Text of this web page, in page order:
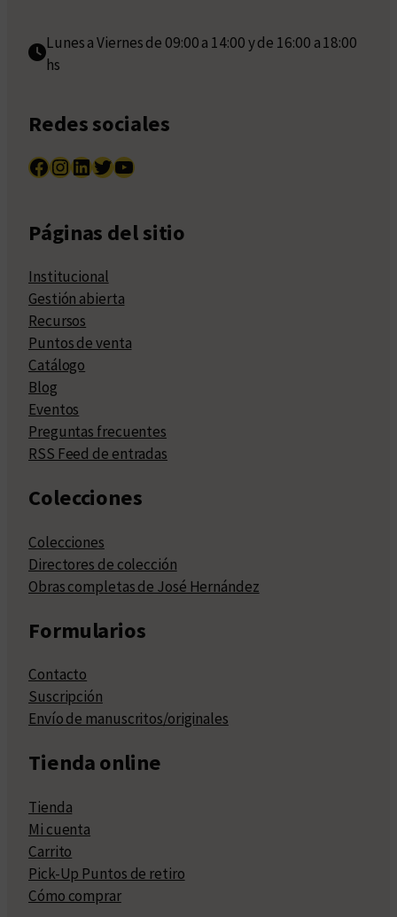
Lunes a Viernes de 09:00 a 14:00 y de 16:00 a 18:00
hs
Redes sociales
Facebook InstagramLinkedIn Twitter YouTube
Páginas del sitio
Institucional
Gestión abierta
Recursos
Puntos de venta
Catálogo
Blog
Eventos
Preguntas frecuentes
RSS Feed de entradas
Colecciones
Colecciones
Directores de colección
Obras completas de José Hernández
Formularios
Contacto
Suscripción
Envío de manuscritos/originales
Tienda online
Tienda
Mi cuenta
Carrito
Pick-Up Puntos de retiro
Cómo comprar